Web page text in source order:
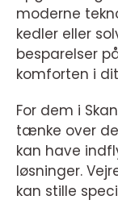
moderne
kedler eller
besparelser
komforten i
For dem i
tænke over
kan have
løsninger.
kan stille